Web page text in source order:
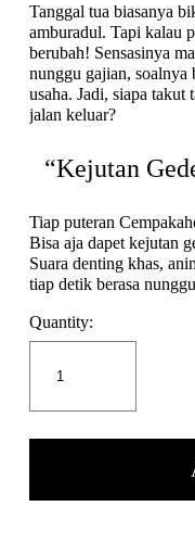
Tanggal tua biasanya
amburadul. Tapi kalau
berubah! Sensasinya
nunggu gajian, soalnya
usaha. Jadi, siapa
jalan keluar?
“Kejutan
Tiap puteran
Bisa aja dapet kejutan
Suara denting khas,
tiap detik berasa
Quantity: